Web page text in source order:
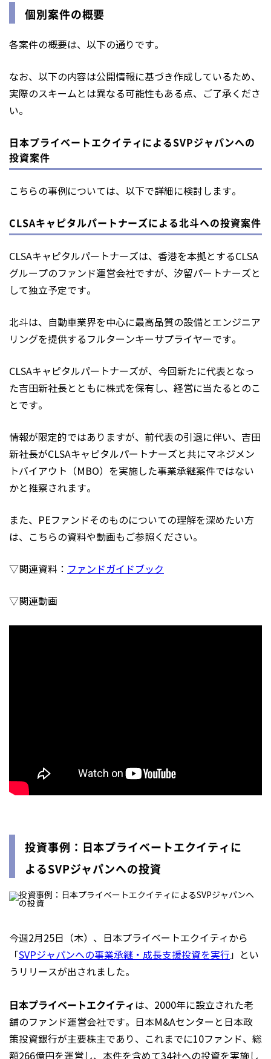
個別案件の概要
各案件の概要は、以下の通りです。
なお、以下の内容は公開情報に基づき作成しているため、
実際のスキームとは異なる可能性もある点、ご了承くださ
い。
日本プライベートエクイティによるSVPジャパンへの
投資案件
こちらの事例については、以下で詳細に検討します。
CLSAキャピタルパートナーズによる北斗への投資案件
CLSAキャピタルパートナーズは、香港を本拠とするCLSA
グループのファンド運営会社ですが、汐留パートナーズと
して独立予定です。
北斗は、自動車業界を中心に最高品質の設備とエンジニア
リングを提供するフルターンキーサプライヤーです。
CLSAキャピタルパートナーズが、今回新たに代表となっ
た吉田新社長とともに株式を保有し、経営に当たるとのこ
とです。
情報が限定的ではありますが、前代表の引退に伴い、吉田
新社長がCLSAキャピタルパートナーズと共にマネジメン
トバイアウト（MBO）を実施した事業承継案件ではない
かと推察されます。
また、PEファンドそのものについての理解を深めたい方
は、こちらの資料や動画もご参照ください。
▽関連資料： ファンドガイドブック
▽関連動画
投資事例：日本プライベートエクイティに
よるSVPジャパンへの投資
今週2月25日（木）、日本プライベートエクイティから
「SVPジャパンへの事業承継・成長支援投資を実行」とい
うリリースが出されました。
日本プライベートエクイティ は、2000年に設立された老
舗のファンド運営会社です。日本M&Aセンターと日本政
策投資銀行が主要株主であり、これまでに10ファンド、総
額266億円を運営し、本件を含めて34社への投資を実施し